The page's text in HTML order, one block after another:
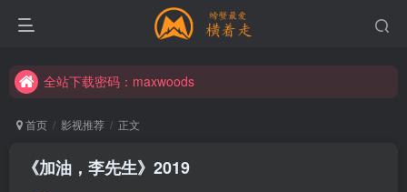
全站下载密码：maxwoods
首页 影视推荐 正文
《加油，李先生》2019